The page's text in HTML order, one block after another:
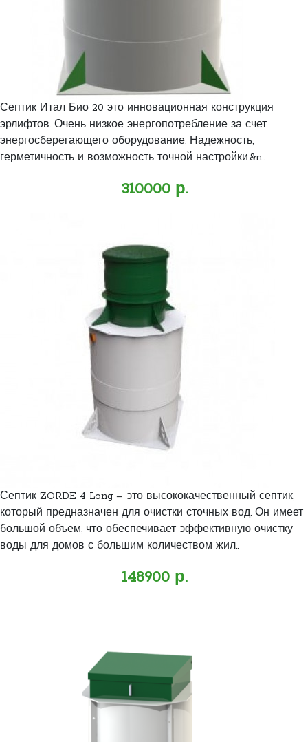
Септик Итал Био 20 это инновационная конструкция
эрлифтов. Очень низкое энергопотребление за счет
энергосберегающего оборудование. Надежность,
герметичность и возможность точной настройки.&n..
310000 р.
Септик ZORDE 4 Long – это высококачественный септик,
который предназначен для очистки сточных вод. Он имеет
большой объем, что обеспечивает эффективную очистку
воды для домов с большим количеством жил..
148900 р.